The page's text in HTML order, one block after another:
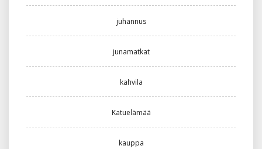
juhannus
junamatkat
kahvila
Katuelämää
kauppa